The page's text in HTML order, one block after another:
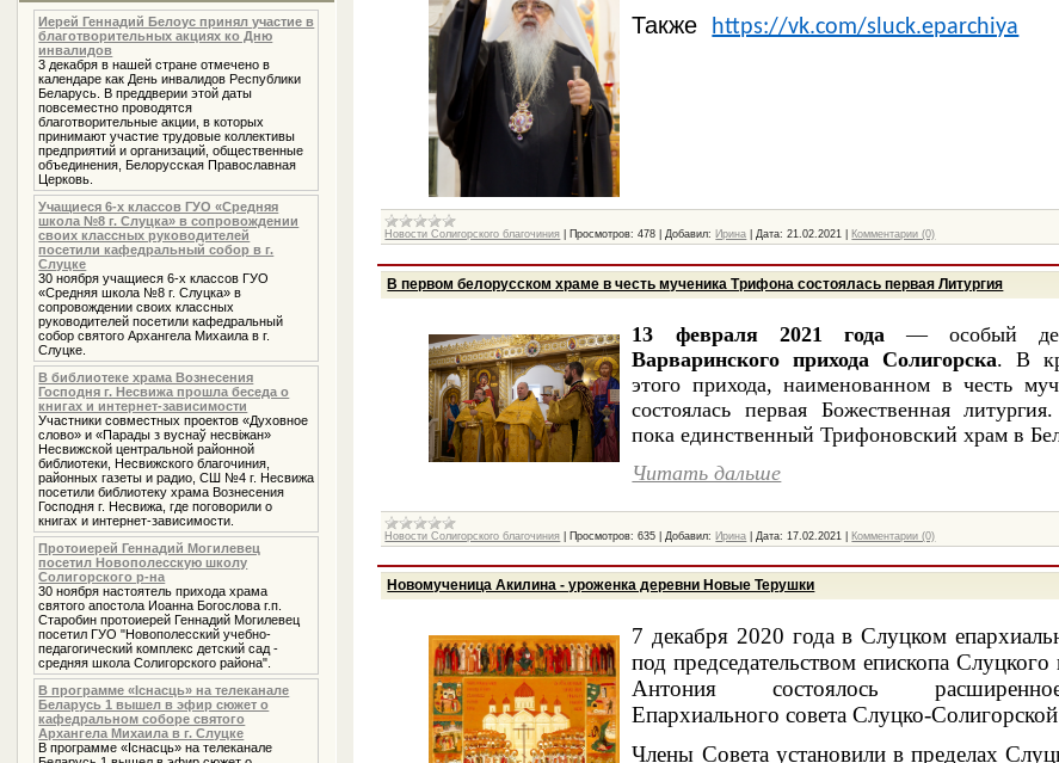
Иерей Геннадий Белоус принял участие в
благотворительных акциях ко Дню
инвалидов
3 декабря в нашей стране отмечено в
календаре как День инвалидов Республики
Беларусь. В преддверии этой даты
повсеместно проводятся
благотворительные акции, в которых
принимают участие трудовые коллективы
предприятий и организаций, общественные
объединения, Белорусская Православная
Церковь.
Учащиеся 6-х классов ГУО «Средняя
школа №8 г. Слуцка» в сопровождении
своих классных руководителей
посетили кафедральный собор в г.
Слуцке
30 ноября учащиеся 6-х классов ГУО
«Средняя школа №8 г. Слуцка» в
сопровождении своих классных
руководителей посетили кафедральный
собор святого Архангела Михаила в г.
Слуцке.
В библиотеке храма Вознесения
Господня г. Несвижа прошла беседа о
книгах и интернет-зависимости
Участники совместных проектов «Духовное
слово» и «Парады з вуснаў несвіжан»
Несвижской центральной районной
библиотеки, Несвижского благочиния,
районных газеты и радио, СШ №4 г. Несвижа
посетили библиотеку храма Вознесения
Господня г. Несвижа, где поговорили о
книгах и интернет-зависимости.
Протоиерей Геннадий Могилевец
посетил Новополесскую школу
Солигорского р-на
30 ноября настоятель прихода храма
святого апостола Иоанна Богослова г.п.
Старобин протоиерей Геннадий Могилевец
посетил ГУО "Новополесский учебно-
педагогический комплекс детский сад -
средняя школа Солигорского района".
В программе «Iснасць» на телеканале
Беларусь 1 вышел в эфир сюжет о
кафедральном соборе святого
Архангела Михаила в г. Слуцке
В программе «Iснасць» на телеканале
Также https://vk.com/sluck.eparchiya
Новости Солигорского благочиния Просмотров: 478 |Добавил: Ирина |Дата: 21.02.2021 Комментарии (0)
В первом белорусском храме в честь мученика Трифона состоялась первая Литургия
13 февраля 2021 года— особый
Варваринского прихода Солигорска. В
этого прихода, наименованном в честь
состоялась первая Божественная
пока единственный Трифоновский храм в
Читать дальше
Новости Солигорского благочиния Просмотров: 635 Добавил: Ирина Дата: 17.02.2021 Комментарии (0)
Новомученица Акилина - уроженка деревни Новые Терушки
7 декабря 2020 года в Слуцком
под председательством епископа
Антония состоялось
Епархиального совета Слуцко-
Члены Совета установили в пределах